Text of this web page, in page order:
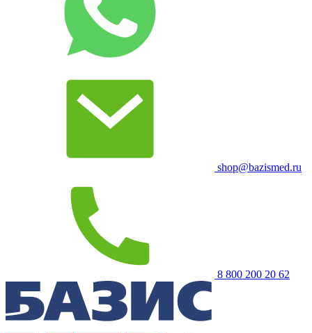
shop@bazismed.ru
8 800 200 20 62